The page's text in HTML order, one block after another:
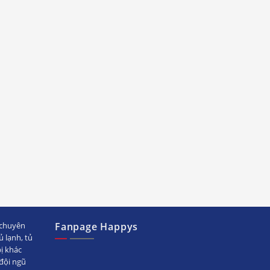
lạnh, tủ
khác
ngũ
Fanpage Happys